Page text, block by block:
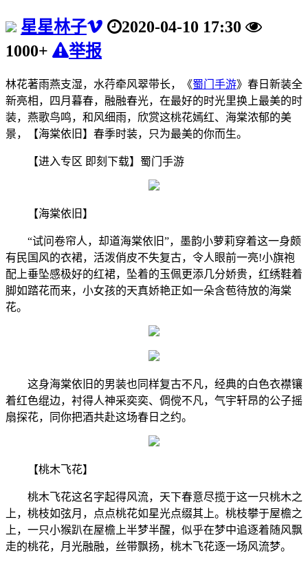
星星林子
2020-04-10 17:30
1000+
举报
林花著雨燕支湿，水荇牵风翠带长，《蜀门手游》春日新装全
新亮相，四月暮春，融融春光，在最好的时光里换上最美的时
装，燕歌鸟鸣，和风细雨，欣赏这桃花嫣红、海棠浓郁的美
景，【海棠依旧】春季时装，只为最美的你而生。
【进入专区 即刻下载】蜀门手游
【海棠依旧】
“试问卷帘人，却道海棠依旧”，墨韵小萝莉穿着这一身颇
有民国风的衣裙，活泼俏皮不失复古，令人眼前一亮!小旗袍
配上垂坠感极好的红裙，坠着的玉佩更添几分娇贵，红绣鞋着
脚如踏花而来，小女孩的天真娇艳正如一朵含苞待放的海棠
花。
这身海棠依旧的男装也同样复古不凡，经典的白色衣襟镶
着红色绲边，衬得人神采奕奕、倜傥不凡，气宇轩昂的公子摇
扇探花，同你把酒共赴这场春日之约。
【桃木飞花】
桃木飞花这名字起得风流，天下春意尽揽于这一只桃木之
上，桃枝如弦月，点点桃花如星光点缀其上。桃枝攀于屋檐之
上，一只小猴趴在屋檐上半梦半醒，似乎在梦中追逐着随风飘
走的桃花，月光融融，丝带飘扬，桃木飞花逐一场风流梦。